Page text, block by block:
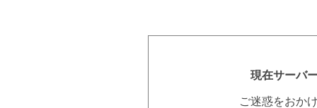
現在サーバ
ご迷惑をおか